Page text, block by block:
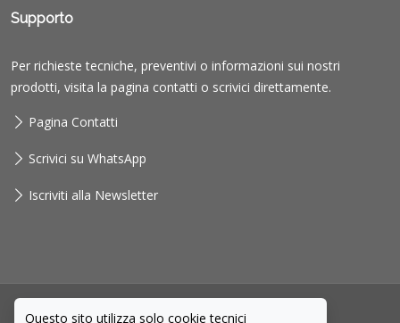
Supporto
Per richieste tecniche, preventivi o informazioni sui nostri
prodotti, visita la pagina contatti o scrivici direttamente.
Pagina Contatti
Scrivici su WhatsApp
Iscriviti alla Newsletter
Questo sito utilizza solo cookie tecnici